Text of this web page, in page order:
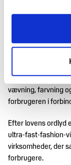
Ny
Loven indeholder
reguleringen af
Ved online salg af
produktets
vævning, farvning
forbrugeren i
Efter lovens ordlyd
ultra-fast-fashion-
virksomheder, der
forbrugere.